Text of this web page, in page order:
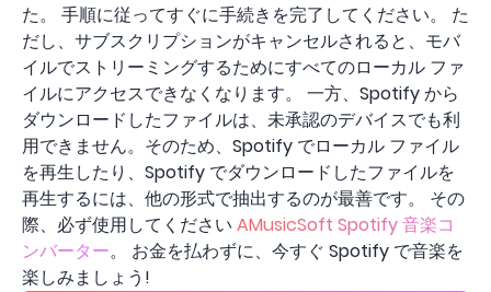
た。 手順に従ってすぐに手続きを完了してください。 た
だし、サブスクリプションがキャンセルされると、モバ
イルでストリーミングするためにすべてのローカル ファ
イルにアクセスできなくなります。 一方、Spotify から
ダウンロードしたファイルは、未承認のデバイスでも利
用できません。そのため、Spotify でローカル ファイル
を再生したり、Spotify でダウンロードしたファイルを
再生するには、他の形式で抽出するのが最善です。 その
際、必ず使用してください AMusicSoft Spotify 音楽コ
ンバーター。 お金を払わずに、今すぐ Spotify で音楽を
楽しみましょう!